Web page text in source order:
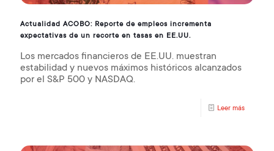
Actualidad ACOBO: Reporte de empleos incrementa
expectativas de un recorte en tasas en EE.UU.
Los mercados financieros de EE.UU. muestran
estabilidad y nuevos máximos históricos alcanzados
por el S&P 500 y NASDAQ.
Leer más